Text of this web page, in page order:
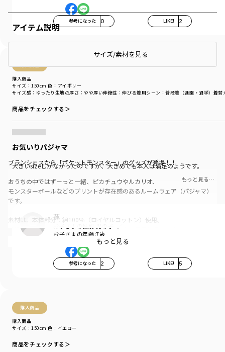
参考になった 0 LIKE! 2
購入商品
購入商品
サイズ感 ：ゆったり 生地の厚さ ：やや厚い伸縮性 ：伸びる着用シーン ：普段着（通園・通学） 着替
サイズ：150cm 色：アイボリー
商品をチェックする＞
お気いりパジャマ
大きいsizeしかなかったのですが、大きめでも本人は満足のようです。
もっと見る…
蓮
お子さまの年齢:7歳
参考になった 2 LIKE! 5
購入商品
購入商品
サイズ：150cm 色：イエロー
商品をチェックする＞
アイテム説明
サイズ/素材を見る
ブランシェスから「ポケットモンスター」のグッズが登場！！
おうちの中ではずーっと一緒、ピカチュウやルカリオ、
モンスターボールなどのプリントが存在感のあるルームウェア（パジャマ）
です。
素材は、本体部分：綿100％（ロイヤルコットン）使用。
「吸汗性」にすぐれ「肌ざわりが良い」生地を使用しています。
お名前ネームが付いているので、おさがりの時はお名前を
書いた面をカットして使える仕様になっています。
NB（ネイビー）：ルカリオ
GY（グレー）：モンスターボール
もっと見る